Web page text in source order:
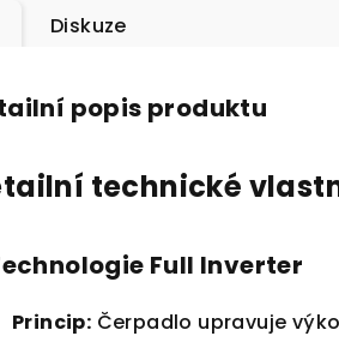
Diskuze
popis produktu
technické
Full Inverter
Princip: Čerpadlo upravuje